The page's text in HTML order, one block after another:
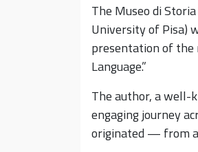
The Museo di
University of Pisa)
presentation of the
Language.”
The author, a well-
engaging journey
originated — from